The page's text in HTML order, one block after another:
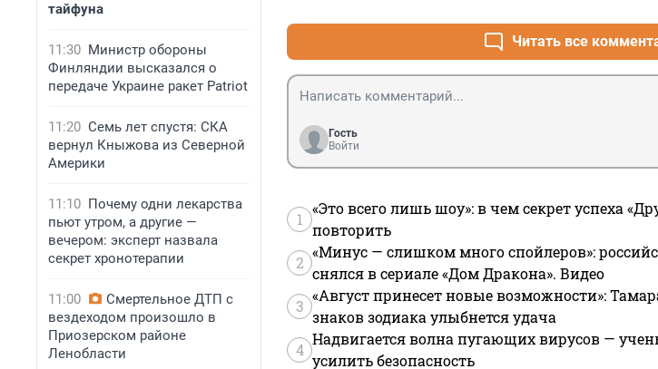
тайфуна
11:30 Министр обороны
Финляндии высказался о
передаче Украине ракет Patriot
11:20 Семь лет спустя: СКА
вернул Кныжова из Северной
Америки
11:10 Почему одни лекарства
пьют утром, а другие —
вечером: эксперт назвала
секрет хронотерапии
11:00
Смертельное ДТП с
вездеходом произошло в
Приозерском районе
Ленобласти
Читать все
Гость
Войти
1
«Это всего лишь шоу»: в чем секрет успеха
повторить
2
«Минус — слишком много спойлеров»:
снялся в сериале «Дом Дракона». Видео
3
«Август принесет новые возможности»:
знаков зодиака улыбнется удача
4
Надвигается волна пугающих вирусов —
усилить безопасность